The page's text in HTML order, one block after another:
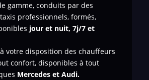
gamme, conduits par des
professionnels, formés,
jour et nuit, 7j/7 et
votre disposition des chauffeurs
confort, disponibles à tout
Mercedes et Audi.